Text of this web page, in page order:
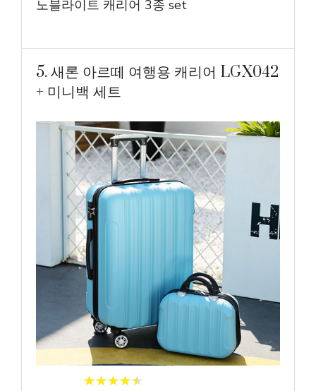
노블라이트 캐리어 3종 set
5. 새론 아르떼 여행용 캐리어 LGX042
+ 미니백 세트
★★★★★
★★★★★